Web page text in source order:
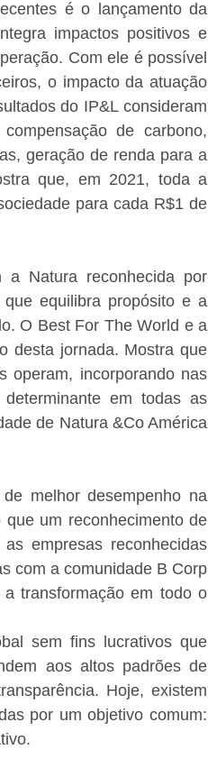
é o lançamento da
impactos positivos e
Com ele é possível
o impacto da atuação
do IP&L consideram
de carbono,
geração de renda para a
que, em 2021, toda a
para cada R$1 de
a Natura reconhecida por
equilibra propósito e a
O Best For The World e a
desta jornada. Mostra que
operam, incorporando nas
em todas as
de Natura &Co América
melhor desempenho na
um reconhecimento de
empresas reconhecidas
com a comunidade B Corp
transformação em todo o
sem fins lucrativos que
aos altos padrões de
Hoje, existem
por um objetivo comum: